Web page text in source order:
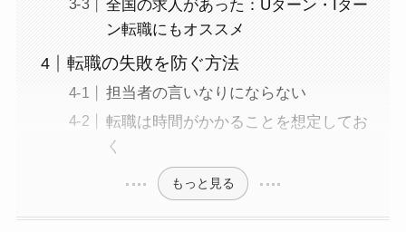
全国の求人があった：Uターン・Iター
ン転職にもオススメ
転職の失敗を防ぐ方法
担当者の言いなりにならない
転職は時間がかかることを想定してお
く
もっと見る